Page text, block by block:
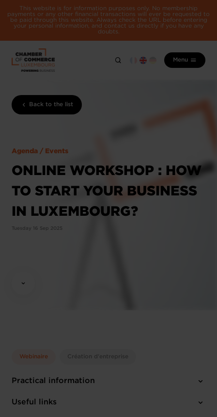
This website is for information purposes only. No membership
payments or any other financial transactions will ever be requested to
be paid through this website. Always check the URL before entering
your personal information, and contact us directly if you have any
doubts.
Menu
Back to the list
Agenda / Events
ONLINE WORKSHOP : HOW
TO START YOUR BUSINESS
IN LUXEMBOURG?
Tuesday 16 Sep 2025
Webinaire Création d'entreprise
Practical information
Tuesday 16 Sep 2025
Useful links